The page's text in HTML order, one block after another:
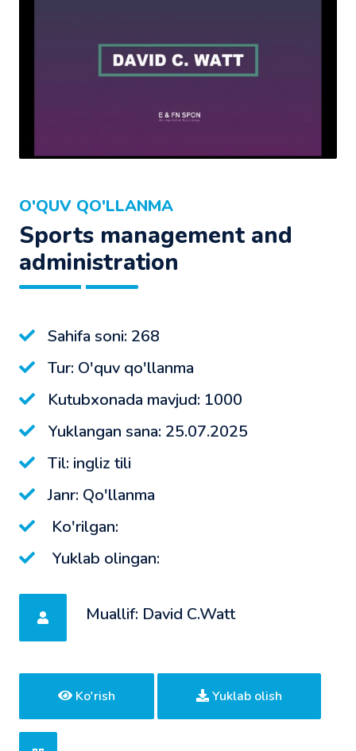
O'QUV QO'LLANMA
Sports management and
administration
Sahifa soni: 268
Tur: O'quv qo'llanma
Kutubxonada mavjud: 1000
Yuklangan sana: 25.07.2025
Til: ingliz tili
Janr: Qo'llanma
Ko'rilgan:
Yuklab olingan:
Muallif: David C.Watt
Ko'rish Yuklab olish